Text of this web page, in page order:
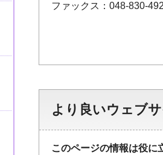
ファックス：048-830-
より良いウェブ
このページの情報は役に